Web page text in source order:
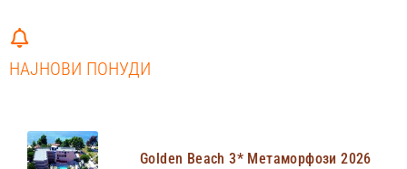
НАЈНОВИ ПОНУДИ
Golden Beach 3* Метаморфози 2026